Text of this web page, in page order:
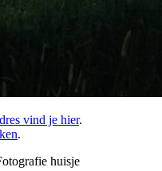
vind je hier.
.
huisje